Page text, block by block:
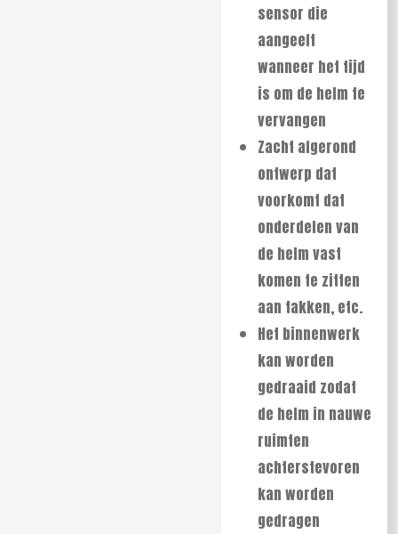
sensor die
aangeeft
wanneer het tijd
is om de helm te
vervangen
Zacht afgerond
ontwerp dat
voorkomt dat
onderdelen van
de helm vast
komen te zitten
aan takken, etc.
Het binnenwerk
kan worden
gedraaid zodat
de helm in nauwe
ruimten
achterstevoren
kan worden
gedragen